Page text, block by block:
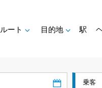
ルート 目的地 駅
乗客